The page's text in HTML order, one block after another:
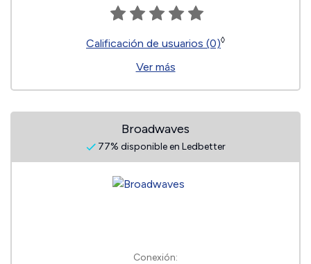
Calificación de usuarios (0)◊
Ver más
Broadwaves
77% disponible en Ledbetter
Conexión: